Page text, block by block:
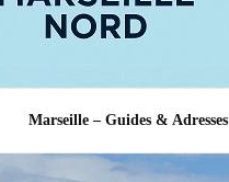
Marseille – Guides & Adresses